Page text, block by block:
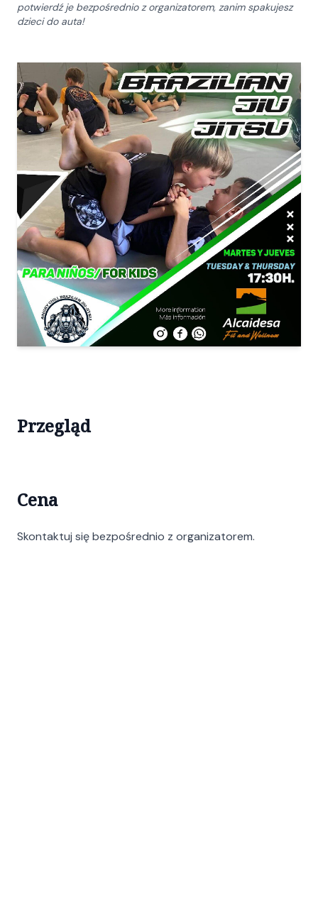
potwierdź je bezpośrednio z organizatorem, zanim spakujesz
dzieci do auta!
Przegląd
Cena
Skontaktuj się bezpośrednio z organizatorem.